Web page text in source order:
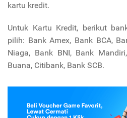
kartu kredit.
Untuk Kartu Kredit, berikut
pilih: Bank Amex, Bank BCA,
Niaga, Bank BNI, Bank
Buana, Citibank, Bank SCB.